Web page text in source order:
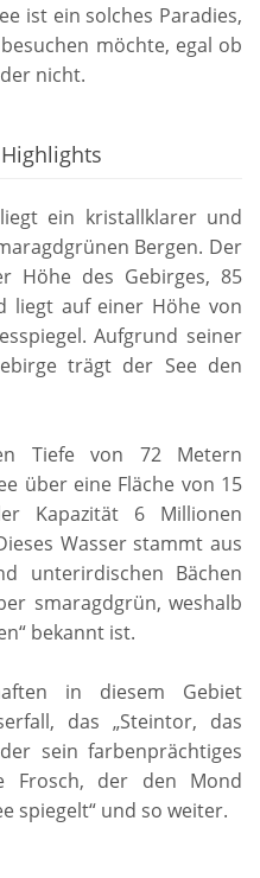
ist ein solches Paradies,
möchte, egal ob
nicht.
ein kristallklarer und
Bergen. Der
Höhe des Gebirges, 85
liegt auf einer Höhe von
Aufgrund seiner
trägt der See den
Tiefe von 72 Metern
über eine Fläche von 15
Kapazität 6 Millionen
Wasser stammt aus
unterirdischen Bächen
smaragdgrün, weshalb
bekannt ist.
in diesem Gebiet
das „Steintor, das
sein farbenprächtiges
Frosch, der den Mond
spiegelt“ und so weiter.